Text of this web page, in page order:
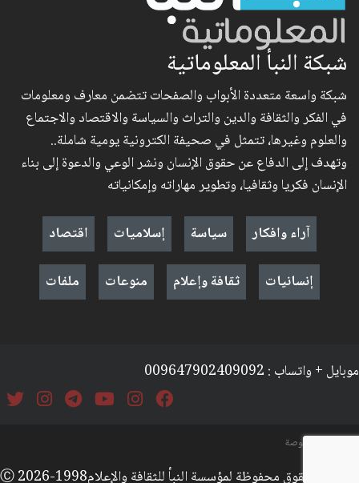
شبكة النبأ المعلوماتية
شبكة واسعة متعددة الأبواب والصفحات تتضمن معارف ومعلومات
في الفكر والثقافة والدين والتراث والسياسة والاقتصاد والاجتماع
والعلوم وغيرها، تتمثل في صحيفة الكترونية يومية شاملة..
وتهدف إلى الدفاع عن حقوق الإنسان ونشر الوعي والدعوة إلى بناء
الإنسان فكريا وثقافيا، وتطوير مهاراته وإمكانياته
آراء وافكار
سياسة إسلاميات
اقتصاد
إنسانيات
ثقافة وإعلام منوعات ملفات
موبايل + واتساب : 009647902409092
السياسة والخصوصة
جميع الحقوق محفوظة لمؤسسة النبأ للثقافة والإعلامⒸ 2026-1998